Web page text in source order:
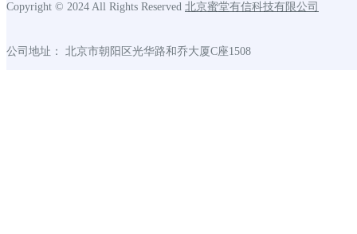
Copyright © 2024 All Rights Reserved 北京蜜堂有信科技有限公司
公司地址： 北京市朝阳区光华路和乔大厦C座1508